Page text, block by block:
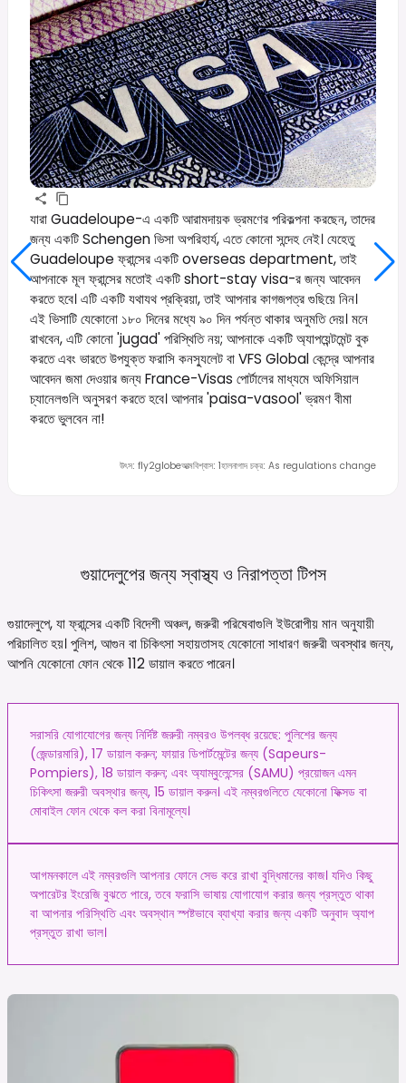
যারা Guadeloupe-এ একটি আরামদায়ক ভ্রমণের পরিকল্পনা করছেন, তাদের
জন্য একটি Schengen ভিসা অপরিহার্য, এতে কোনো সন্দেহ নেই। যেহেতু
Guadeloupe ফ্রান্সের একটি overseas department, তাই
আপনাকে মূল ফ্রান্সের মতোই একটি short-stay visa-র জন্য আবেদন
করতে হবে। এটি একটি যথাযথ প্রক্রিয়া, তাই আপনার কাগজপত্র গুছিয়ে নিন।
এই ভিসাটি যেকোনো ১৮০ দিনের মধ্যে ৯০ দিন পর্যন্ত থাকার অনুমতি দেয়। মনে
রাখবেন, এটি কোনো 'jugad' পরিস্থিতি নয়; আপনাকে একটি অ্যাপয়েন্টমেন্ট বুক
করতে এবং ভারতে উপযুক্ত ফরাসি কনস্যুলেট বা VFS Global কেন্দ্রে আপনার
আবেদন জমা দেওয়ার জন্য France-Visas পোর্টালের মাধ্যমে অফিসিয়াল
চ্যানেলগুলি অনুসরণ করতে হবে। আপনার 'paisa-vasool' ভ্রমণ বীমা
করতে ভুলবেন না!
উৎস: fly2globeআত্মবিশ্বাস: 1হালনাগাদ চক্র: As regulations change
গুয়াদেলুপের জন্য স্বাস্থ্য ও নিরাপত্তাটিপস
গুয়াদেলুপে, যা ফ্রান্সের একটি বিদেশী অঞ্চল, জরুরী পরিষেবাগুলি ইউরোপীয় মান অনুযায়ী
পরিচালিত হয়। পুলিশ, আগুন বা চিকিৎসা সহায়তাসহ যেকোনো সাধারণ জরুরী অবস্থার জন্য,
আপনি যেকোনো ফোন থেকে 112 ডায়াল করতে পারেন।
সরাসরি যোগাযোগের জন্য নির্দিষ্ট জরুরী নম্বরও উপলব্ধ রয়েছে: পুলিশের জন্য
(জেন্ডারমারি), 17 ডায়াল করুন; ফায়ার ডিপার্টমেন্টের জন্য (Sapeurs-
Pompiers), 18 ডায়াল করুন; এবং অ্যাম্বুলেন্সের (SAMU) প্রয়োজন এমন
চিকিৎসা জরুরী অবস্থার জন্য, 15 ডায়াল করুন। এই নম্বরগুলিতে যেকোনো ফিক্সড বা
মোবাইল ফোন থেকে কল করা বিনামূল্যে।
আগমনকালে এই নম্বরগুলি আপনার ফোনে সেভ করে রাখা বুদ্ধিমানের কাজ। যদিও কিছু
অপারেটর ইংরেজি বুঝতে পারে, তবে ফরাসি ভাষায় যোগাযোগ করার জন্য প্রস্তুত থাকা
বা আপনার পরিস্থিতি এবং অবস্থান স্পষ্টভাবে ব্যাখ্যা করার জন্য একটি অনুবাদ অ্যাপ
প্রস্তুত রাখা ভাল।